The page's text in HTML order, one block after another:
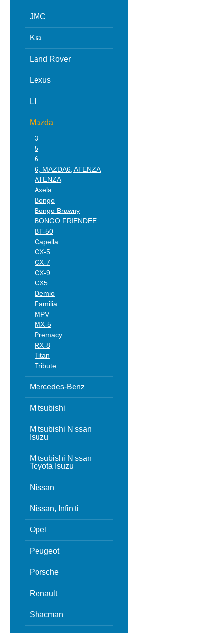
JMC
Kia
Land Rover
Lexus
LI
Mazda
3
5
6
6, MAZDA6, ATENZA
ATENZA
Axela
Bongo
Bongo Brawny
BONGO FRIENDEE
BT-50
Capella
CX-5
CX-7
CX-9
CX5
Demio
Familia
MPV
MX-5
Premacy
RX-8
Titan
Tribute
Mercedes-Benz
Mitsubishi
Mitsubishi Nissan
Isuzu
Mitsubishi Nissan
Toyota Isuzu
Nissan
Nissan, Infiniti
Opel
Peugeot
Porsche
Renault
Shacman